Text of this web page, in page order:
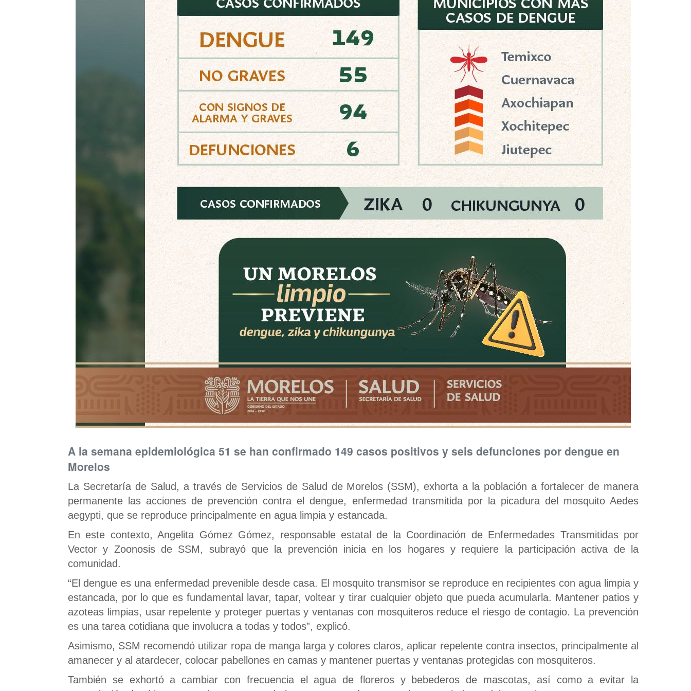
A la semana epidemiológica 51 se han confirmado 149 casos positivos y seis defunciones por dengue en
Morelos
La Secretaría de Salud, a través de Servicios de Salud de Morelos (SSM), exhorta a la población a fortalecer de manera
permanente las acciones de prevención contra el dengue, enfermedad transmitida por la picadura del mosquito Aedes
aegypti, que se reproduce principalmente en agua limpia y estancada.
En este contexto, Angelita Gómez Gómez, responsable estatal de la Coordinación de Enfermedades Transmitidas por
Vector y Zoonosis de SSM, subrayó que la prevención inicia en los hogares y requiere la participación activa de la
comunidad.
“El dengue es una enfermedad prevenible desde casa. El mosquito transmisor se reproduce en recipientes con agua limpia y
estancada, por lo que es fundamental lavar, tapar, voltear y tirar cualquier objeto que pueda acumularla. Mantener patios y
azoteas limpias, usar repelente y proteger puertas y ventanas con mosquiteros reduce el riesgo de contagio. La prevención
es una tarea cotidiana que involucra a todas y todos”, explicó.
Asimismo, SSM recomendó utilizar ropa de manga larga y colores claros, aplicar repelente contra insectos, principalmente al
amanecer y al atardecer, colocar pabellones en camas y mantener puertas y ventanas protegidas con mosquiteros.
También se exhortó a cambiar con frecuencia el agua de floreros y bebederos de mascotas, así como a evitar la